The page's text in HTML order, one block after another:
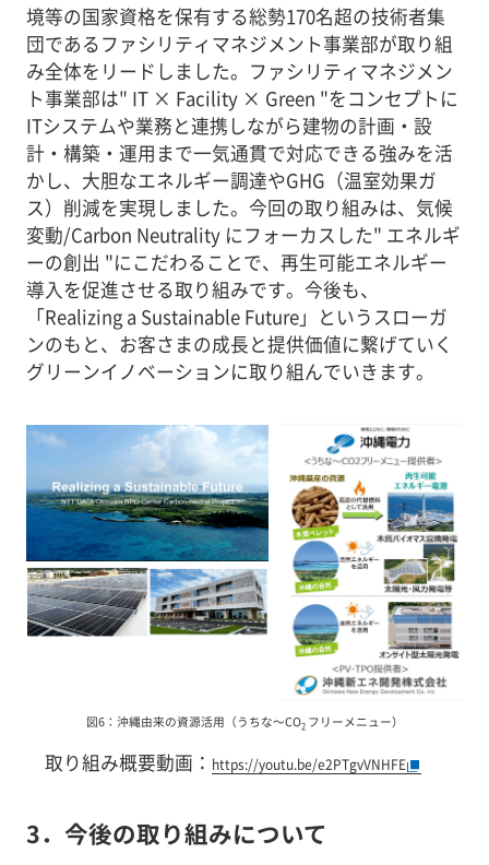
境等の国家資格を保有する総勢170名超の技術者集
団であるファシリティマネジメント事業部が取り組
み全体をリードしました。ファシリティマネジメン
ト事業部は" IT × Facility × Green "をコンセプトに
ITシステムや業務と連携しながら建物の計画・設
計・構築・運用まで一気通貫で対応できる強みを活
かし、大胆なエネルギー調達やGHG（温室効果ガ
ス）削減を実現しました。今回の取り組みは、気候
変動/Carbon Neutrality にフォーカスした" エネルギ
ーの創出 "にこだわることで、再生可能エネルギー
導入を促進させる取り組みです。今後も、
「Realizing a Sustainable Future」というスローガ
ンのもと、お客さまの成長と提供価値に繋げていく
グリーンイノベーションに取り組んでいきます。
図6：沖縄由来の資源活用（うちな～CO2フリーメニュー）
取り組み概要動画： https://youtu.be/e2PTgvVNHFE
3．今後の取り組みについて